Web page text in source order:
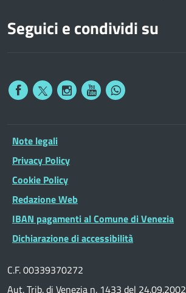
Seguici e condividi su
Note legali
Privacy Policy
Cookie Policy
Redazione Web
IBAN pagamenti al Comune di Venezia
Dichiarazione di accessibilità
C.F. 00339370272
Aut. Trib. di Venezia n. 1433 del 24.09.2002